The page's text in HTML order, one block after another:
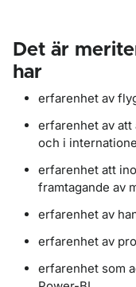
Det är
har
erfarenhet av
erfarenhet av
och i
erfarenhet att
framtagande av
erfarenhet av
erfarenhet av
erfarenhet som